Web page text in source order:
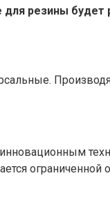
резины будет
ограниченной